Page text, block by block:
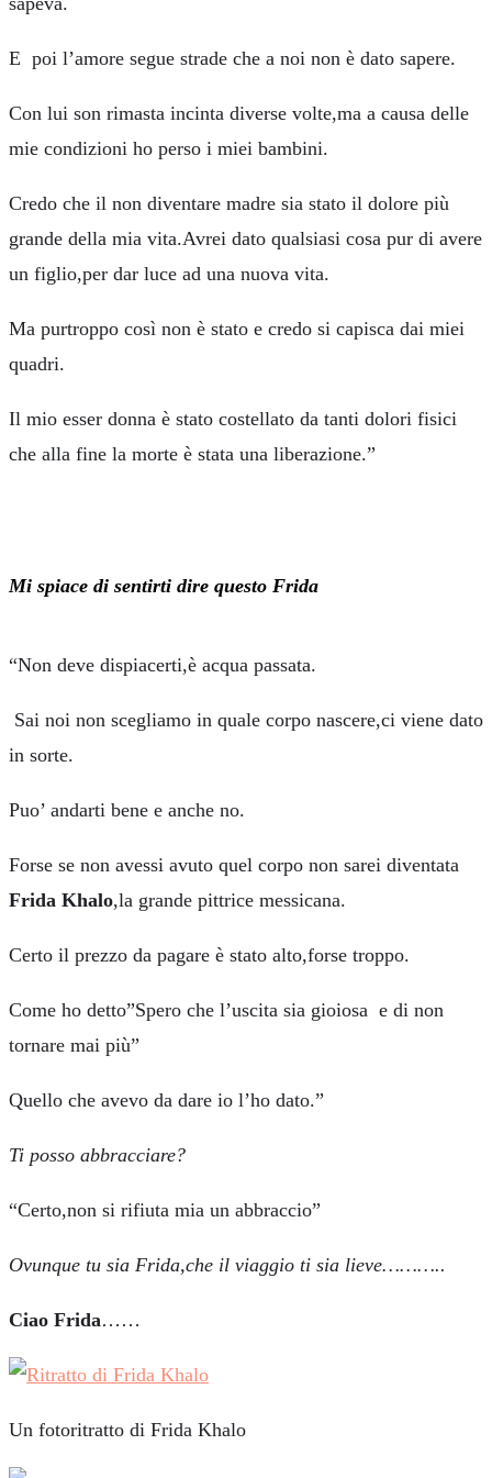
E poi l’amore segue strade che a noi non è dato sapere.
Con lui son rimasta incinta diverse volte,ma a causa delle
mie condizioni ho perso i miei bambini.
Credo che il non diventare madre sia stato il dolore più
grande della mia vita.Avrei dato qualsiasi cosa pur di avere
un figlio,per dar luce ad una nuova vita.
Ma purtroppo così non è stato e credo si capisca dai miei
quadri.
Il mio esser donna è stato costellato da tanti dolori fisici
che alla fine la morte è stata una liberazione.”
Mi spiace di sentirti dire questo Frida
“Non deve dispiacerti,è acqua passata.
Sai noi non scegliamo in quale corpo nascere,ci viene dato
in sorte.
Puo’ andarti bene e anche no.
Forse se non avessi avuto quel corpo non sarei diventata
Frida Khalo,la grande pittrice messicana.
Certo il prezzo da pagare è stato alto,forse troppo.
Come ho detto”Spero che l’uscita sia gioiosa e di non
tornare mai più”
Quello che avevo da dare io l’ho dato.”
Ti posso abbracciare?
“Certo,non si rifiuta mia un abbraccio”
Ovunque tu sia Frida,che il viaggio ti sia lieve………..
Ciao Frida……
Un fotoritratto di Frida Khalo